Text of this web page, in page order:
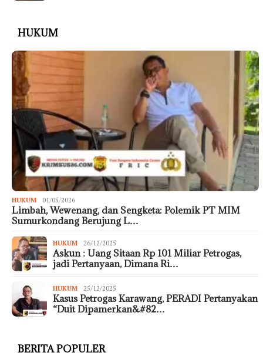
HUKUM
HUKUM 01/05/2026
Limbah, Wewenang, dan Sengketa: Polemik PT MIM
Sumurkondang Berujung L…
HUKUM 26/12/2025
Askun : Uang Sitaan Rp 101 Miliar Petrogas,
jadi Pertanyaan, Dimana Ri…
HUKUM 25/12/2025
Kasus Petrogas Karawang, PERADI Pertanyakan
“Duit Dipamerkan&#82…
BERITA POPULER